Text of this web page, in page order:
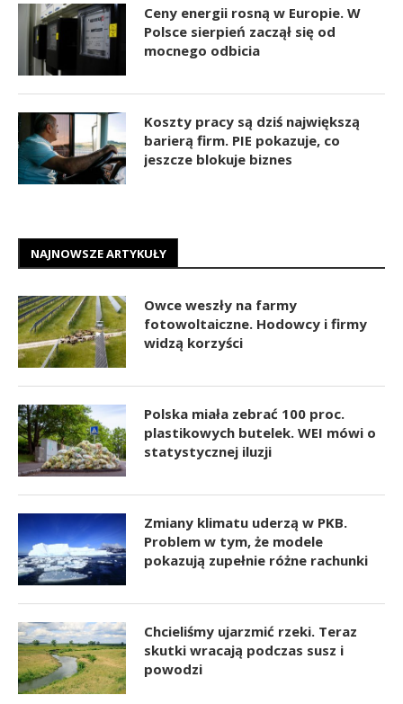
Ceny energii rosną w Europie. W
Polsce sierpień zaczął się od
mocnego odbicia
Koszty pracy są dziś największą
barierą firm. PIE pokazuje, co
jeszcze blokuje biznes
NAJNOWSZE ARTYKUŁY
Owce weszły na farmy
fotowoltaiczne. Hodowcy i firmy
widzą korzyści
Polska miała zebrać 100 proc.
plastikowych butelek. WEI mówi o
statystycznej iluzji
Zmiany klimatu uderzą w PKB.
Problem w tym, że modele
pokazują zupełnie różne rachunki
Chcieliśmy ujarzmić rzeki. Teraz
skutki wracają podczas susz i
powodzi